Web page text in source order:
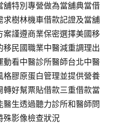
特別專營做為當舖典當借
樹林機車借款記證及當舖
案謹遵商業保密選擇美國移
移民國職業中醫減重調理出
看中醫診所醫師台北中醫
膠原蛋白管理並提供營養
好幫票貼借款三重借款當
生透過聽力診所和醫師問
殊影像檢查狀況